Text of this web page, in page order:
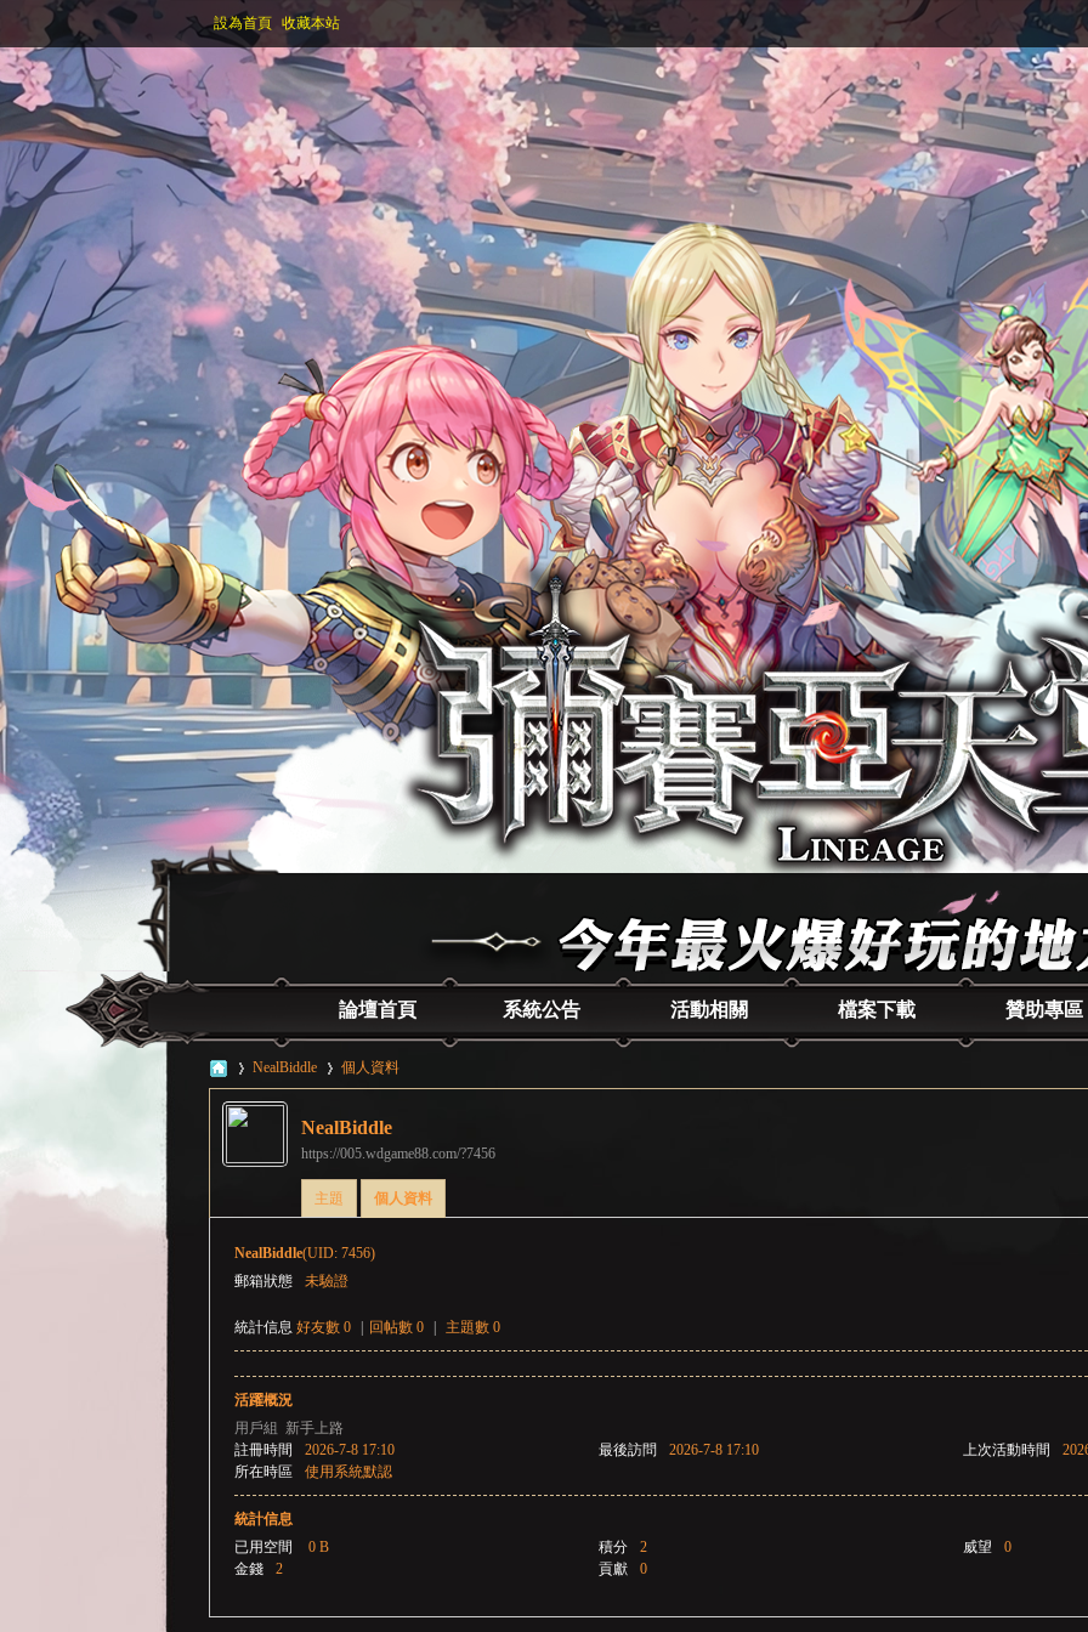
設為首頁 收藏本站
論壇首頁 系統公告 活動相關 檔案下載 贊助專區
›
NealBiddle 個人資料
NealBiddle
https://005.wdgame88.com/?7456
主題 個人資料
NealBiddle(UID: 7456)
郵箱狀態
未驗證
統計信息 好友數 0 回帖數 0 主題數 0
活躍概況
用戶組 新手上路
註冊時間
2026-7-8 17:10 最後訪問 2026-7-8 17:10 上次活動時間
所在時區
使用系統默認
統計信息
已用空間
0 B 積分 2 威望
0
金錢
2 貢獻 0